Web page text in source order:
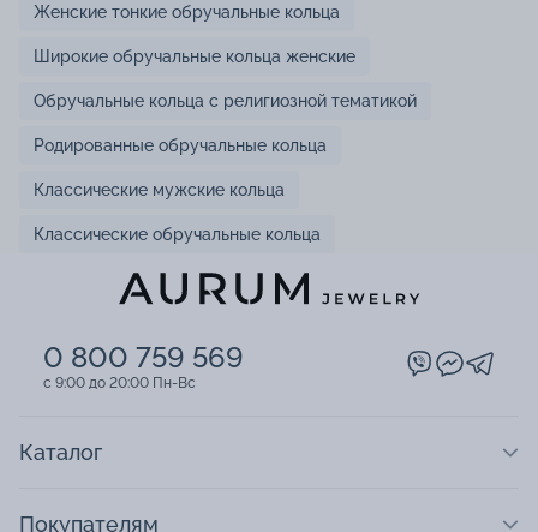
Женские тонкие обручальные кольца
Широкие обручальные кольца женские
Обручальные кольца с религиозной тематикой
Родированные обручальные кольца
Классические мужские кольца
Классические обручальные кольца
0 800 759 569
c 9:00 до 20:00 Пн-Вс
Каталог
Покупателям